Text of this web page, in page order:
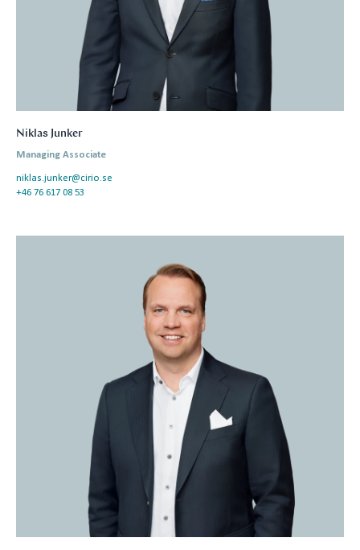
Niklas Junker
Managing Associate
niklas.junker@cirio.se
+46 76 617 08 53